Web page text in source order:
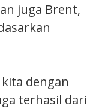
juga Brent,
dengan
terhasil dari